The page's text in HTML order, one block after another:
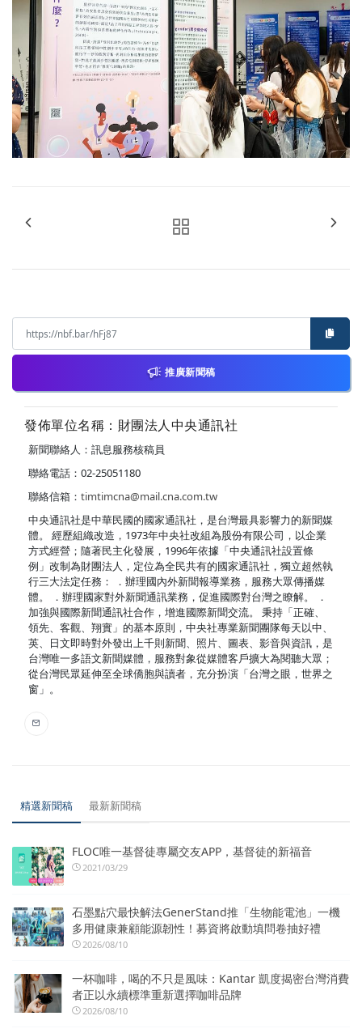
推廣新聞稿
發佈單位名稱：財團法人中央通訊社
新聞聯絡人：訊息服務核稿員
聯絡電話：02-25051180
聯絡信箱： timtimcna@mail.cna.com.tw
中央通訊社是中華民國的國家通訊社，是台灣最具影響力的新聞媒
體。 經歷組織改造，1973年中央社改組為股份有限公司，以企業
方式經營；隨著民主化發展，1996年依據「中央通訊社設置條
例」改制為財團法人，定位為全民共有的國家通訊社，獨立超然執
行三大法定任務： ．辦理國內外新聞報導業務，服務大眾傳播媒
體。 ．辦理國家對外新聞通訊業務，促進國際對台灣之瞭解。 ．
加強與國際新聞通訊社合作，增進國際新聞交流。 秉持「正確、
領先、客觀、翔實」的基本原則，中央社專業新聞團隊每天以中、
英、日文即時對外發出上千則新聞、照片、圖表、影音與資訊，是
台灣唯一多語文新聞媒體，服務對象從媒體客戶擴大為閱聽大眾；
從台灣民眾延伸至全球僑胞與讀者，充分扮演「台灣之眼，世界之
窗」。
精選新聞稿 最新新聞稿
FLOC唯一基督徒專屬交友APP，基督徒的新福音
2021/03/29
石墨點穴最快解法GenerStand推「生物能電池」一機
多用健康兼顧能源韌性！募資將啟動填問卷抽好禮
2026/08/10
一杯咖啡，喝的不只是風味：Kantar 凱度揭密台灣消費
者正以永續標準重新選擇咖啡品牌
2026/08/10